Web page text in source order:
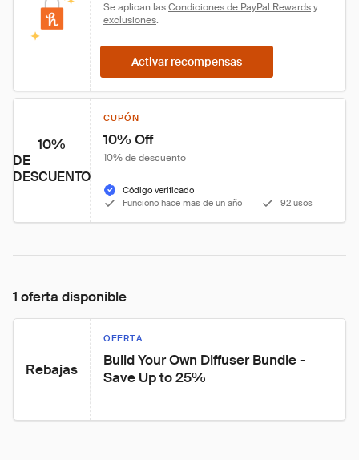
Se aplican las Condiciones de PayPal Rewards y
exclusiones.
Activar recompensas
10%
DE
DESCUENTO
CUPÓN
10% Off
10% de descuento
Código verificado
Funcionó hace más de un año
92 usos
1 oferta disponible
Rebajas
OFERTA
Build Your Own Diffuser Bundle -
Save Up to 25%